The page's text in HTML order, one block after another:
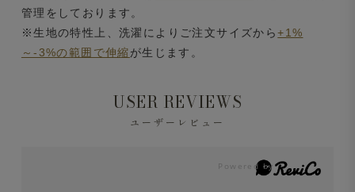
管理をしております。
※生地の特性上、洗濯によりご注文サイズから+1%
～-3%の範囲で伸縮が生じます。
USER REVIEWS
ユーザーレビュー